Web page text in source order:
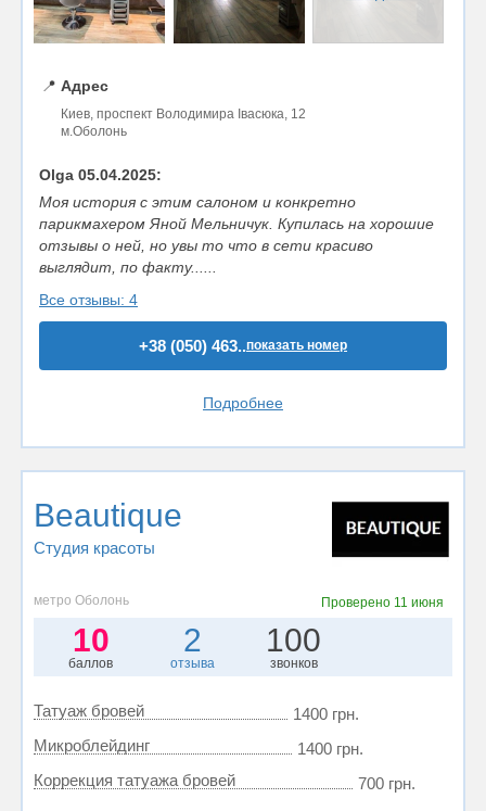
📍 Адрес
Киев, проспект Володимира Івасюка, 12
м.Оболонь
Olga 05.04.2025:
Моя история с этим салоном и конкретно
парикмахером Яной Мельничук. Купилась на хорошие
отзывы о ней, но увы то что в сети красиво
выглядит, по факту......
Все отзывы: 4
+38 (050) 463..показать номер
Подробнее
Beautique
Студия красоты
метро Оболонь Проверено 11 июня
10
баллов
2
отзыва
100
звонков
Татуаж бровей
1400 грн.
Микроблейдинг
1400 грн.
Коррекция татуажа бровей
700 грн.